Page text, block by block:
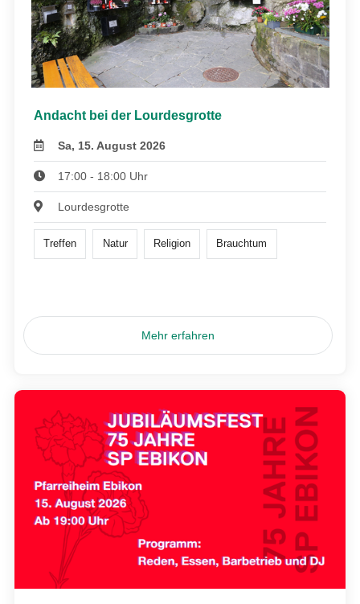
Andacht bei der Lourdesgrotte
Sa, 15. August 2026
17:00 - 18:00 Uhr
Lourdesgrotte
Treffen Natur Religion Brauchtum
Mehr erfahren